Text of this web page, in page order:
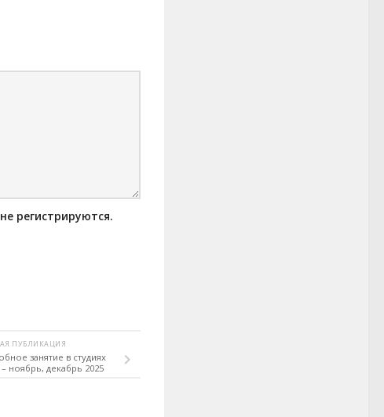
регистрируются.
ПУБЛИКАЦИЯ
занятие в студиях
ноябрь, декабрь 2025